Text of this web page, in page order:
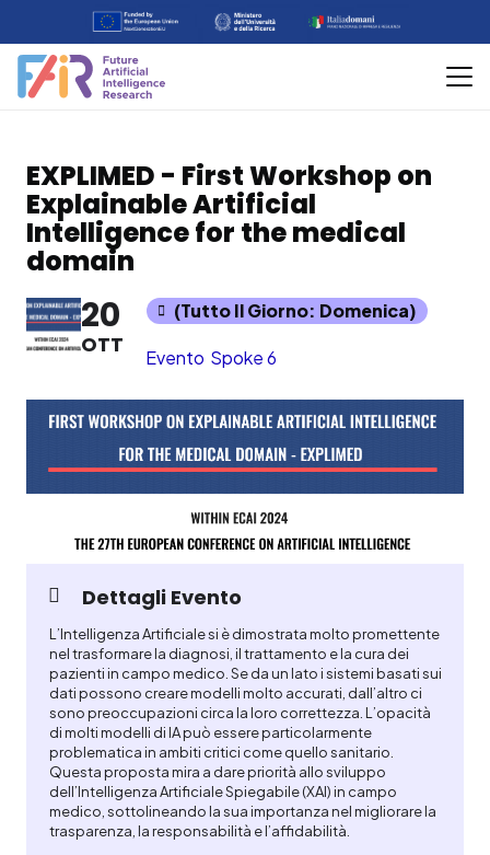
EXPLIMED - First Workshop on
Explainable Artificial
Intelligence for the medical
domain
20
OTT
(Tutto Il Giorno: Domenica)
Evento Spoke 6
Dettagli Evento
L’Intelligenza Artificiale si è dimostrata molto promettente
nel trasformare la diagnosi, il trattamento e la cura dei
pazienti in campo medico. Se da un lato i sistemi basati sui
dati possono creare modelli molto accurati, dall’altro ci
sono preoccupazioni circa la loro correttezza. L’opacità
di molti modelli di IA può essere particolarmente
problematica in ambiti critici come quello sanitario.
Questa proposta mira a dare priorità allo sviluppo
dell’Intelligenza Artificiale Spiegabile (XAI) in campo
medico, sottolineando la sua importanza nel migliorare la
trasparenza, la responsabilità e l’affidabilità.